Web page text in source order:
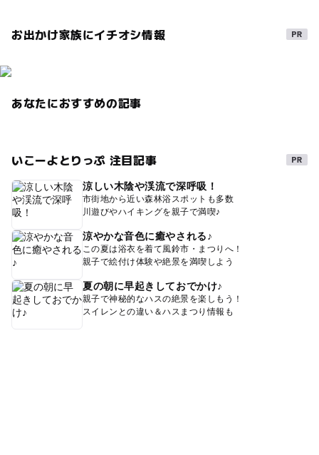
お出かけ家族にイチオシ情報
あなたにおすすめの記事
いこーよとりっぷ 注目記事
涼しい木陰や渓流で深呼吸！
市街地から近い森林浴スポットも多数
川遊びやハイキングを親子で満喫♪
涼やかな音色に癒やされる♪
この夏は浴衣を着て風鈴市・まつりへ！
親子で絵付け体験や絶景を満喫しよう
夏の朝に早起きしておでかけ♪
親子で神秘的なハスの絶景を楽しもう！
スイレンとの違い＆ハスまつり情報も